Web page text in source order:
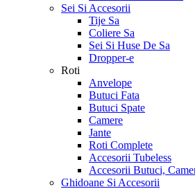
Sei Si Accesorii
Tije Sa
Coliere Sa
Sei Si Huse De Sa
Dropper-e
Roti
Anvelope
Butuci Fata
Butuci Spate
Camere
Jante
Roti Complete
Accesorii Tubeless
Accesorii Butuci,
Ghidoane Si Accesorii